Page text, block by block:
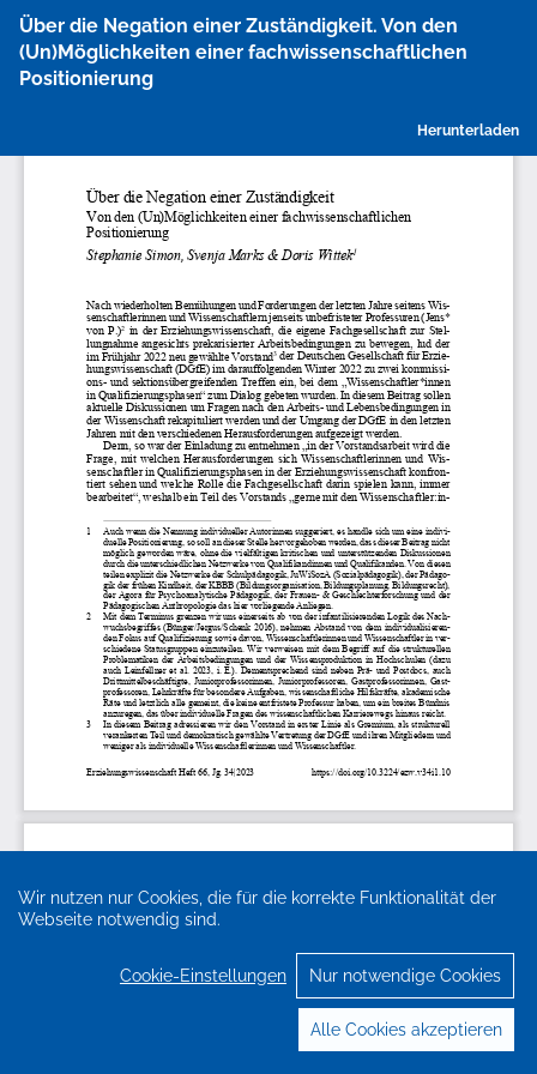
Wir nutzen nur Cookies, die für die korrekte Funktionalität der
Webseite notwendig sind.
Cookie-Einstellungen Nur notwendige Cookies
Alle Cookies akzeptieren
Artikeldetails
zurückkehren
Über die Negation einer Zuständigkeit. Von den
(Un)Möglichkeiten einer fachwissenschaftlichen
Positionierung
Herunterladen